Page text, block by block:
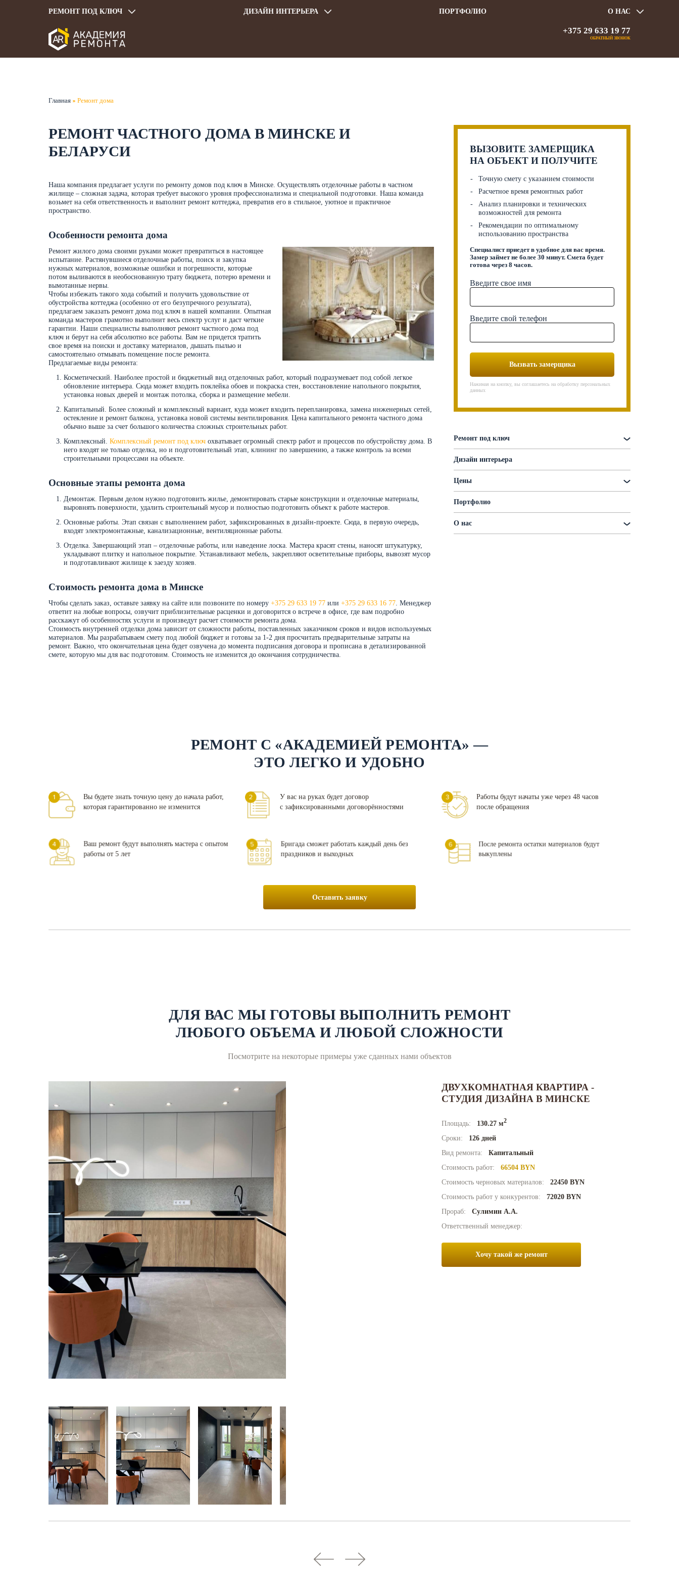
РЕМОНТ ПОД КЛЮЧ ДИЗАЙН ИНТЕРЬЕРА ПОРТФОЛИО О НАС
+375 29 633 19 77
ОБРАТНЫЙ ЗВОНОК
Главная Ремонт дома
РЕМОНТ ЧАСТНОГО ДОМА В МИНСКЕ И
БЕЛАРУСИ
Наша компания предлагает услуги по ремонту домов под ключ в Минске. Осуществлять отделочные работы в частном
жилище – сложная задача, которая требует высокого уровня профессионализма и специальной подготовки. Наша команда
возьмет на себя ответственность и выполнит ремонт коттеджа, превратив его в стильное, уютное и практичное
пространство.
Особенности ремонта дома
Ремонт жилого дома своими руками может превратиться в настоящее
испытание. Растянувшиеся отделочные работы, поиск и закупка
нужных материалов, возможные ошибки и погрешности, которые
потом выливаются в необоснованную трату бюджета, потерю времени и
вымотанные нервы.
Чтобы избежать такого хода событий и получить удовольствие от
обустройства коттеджа (особенно от его безупречного результата),
предлагаем заказать ремонт дома под ключ в нашей компании. Опытная
команда мастеров грамотно выполнит весь спектр услуг и даст четкие
гарантии. Наши специалисты выполняют ремонт частного дома под
ключ и берут на себя абсолютно все работы. Вам не придется тратить
свое время на поиски и доставку материалов, дышать пылью и
самостоятельно отмывать помещение после ремонта.
Предлагаемые виды ремонта:
Косметический. Наиболее простой и бюджетный вид отделочных работ, который подразумевает под собой легкое
обновление интерьера. Сюда может входить поклейка обоев и покраска стен, восстановление напольного покрытия,
установка новых дверей и монтаж потолка, сборка и размещение мебели.
Капитальный. Более сложный и комплексный вариант, куда может входить перепланировка, замена инженерных сетей,
остекление и ремонт балкона, установка новой системы вентилирования. Цена капитального ремонта частного дома
обычно выше за счет большого количества сложных строительных работ.
Комплексный.Комплексный ремонт под ключ охватывает огромный спектр работ и процессов по обустройству дома. В
него входят не только отделка, но и подготовительный этап, клининг по завершению, а также контроль за всеми
строительными процессами на объекте.
Основные этапы ремонта дома
Демонтаж. Первым делом нужно подготовить жилье, демонтировать старые конструкции и отделочные материалы,
выровнять поверхности, удалить строительный мусор и полностью подготовить объект к работе мастеров.
Основные работы. Этап связан с выполнением работ, зафиксированных в дизайн-проекте. Сюда, в первую очередь,
входят электромонтажные, канализационные, вентиляционные работы.
Отделка. Завершающий этап – отделочные работы, или наведение лоска. Мастера красят стены, наносят штукатурку,
укладывают плитку и напольное покрытие. Устанавливают мебель, закрепляют осветительные приборы, вывозят мусор
и подготавливают жилище к заезду хозяев.
Стоимость ремонта дома в Минске
Чтобы сделать заказ, оставьте заявку на сайте или позвоните по номеру +375 29 633 19 77 или +375 29 633 16 77 . Менеджер
ответит на любые вопросы, озвучит приблизительные расценки и договорится о встрече в офисе, где вам подробно
расскажут об особенностях услуги и произведут расчет стоимости ремонта дома.
Стоимость внутренней отделки дома зависит от сложности работы, поставленных заказчиком сроков и видов используемых
материалов. Мы разрабатываем смету под любой бюджет и готовы за 1-2 дня просчитать предварительные затраты на
ремонт. Важно, что окончательная цена будет озвучена до момента подписания договора и прописана в детализированной
смете, которую мы для вас подготовим. Стоимость не изменится до окончания сотрудничества.
ВЫЗОВИТЕ ЗАМЕРЩИКА
НА ОБЪЕКТ И ПОЛУЧИТЕ
Точную смету с указанием стоимости
Расчетное время ремонтных работ
Анализ планировки и технических
возможностей для ремонта
Рекомендации по оптимальному
использованию пространства
Специалист приедет в удобное для вас время.
Замер займет не более 30 минут. Смета будет
готова через 8 часов.
Введите свое имя
Введите свой телефон
Вызвать замерщика
Нажимая на кнопку, вы соглашаетесь на обработку персональных
данных
Ремонт под ключ
Дизайн интерьера
Цены
Портфолио
О нас
РЕМОНТ С «АКАДЕМИЕЙ РЕМОНТА» —
ЭТО ЛЕГКО И УДОБНО
Вы будете знать точную цену до начала работ,
которая гарантированно не изменится
У вас на руках будет договор
с зафиксированными договорённостями
Работы будут начаты уже через 48 часов
после обращения
Ваш ремонт будут выполнять мастера с опытом
работы от 5 лет
Бригада сможет работать каждый день без
праздников и выходных
После ремонта остатки материалов будут
выкуплены
Оставить заявку
ДЛЯ ВАС МЫ ГОТОВЫ ВЫПОЛНИТЬ РЕМОНТ
ЛЮБОГО ОБЪЕМА И ЛЮБОЙ СЛОЖНОСТИ
Посмотрите на некоторые примеры уже сданных нами объектов
ДВУХКОМНАТНАЯ КВАРТИРА -
СТУДИЯ ДИЗАЙНА В МИНСКЕ
Площадь: 130.27 м2
Сроки:
126 дней
Вид ремонта:
Капитальный
Стоимость работ:
66504 BYN
Стоимость черновых материалов:
22450 BYN
Стоимость работ у конкурентов:
72020 BYN
Прораб:
Сулимин А.А.
Ответственный менеджер:
Хочу такой же ремонт